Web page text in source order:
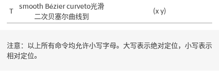
T smooth Bézier curveto光滑
二次贝塞尔曲线到
(x y)
注意：以上所有命令均允许小写字母。大写表示绝对定位，小写表示
相对定位。